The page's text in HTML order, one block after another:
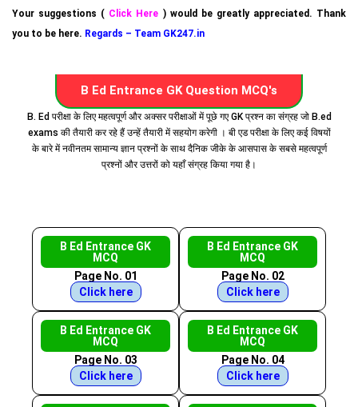
Your suggestions ( Click Here ) would be greatly appreciated. Thank
you to be here. Regards – Team GK247.in
B Ed Entrance GK Question MCQ's
B. Ed परीक्षा के लिए महत्वपूर्ण और अक्सर परीक्षाओं में पूछे गए GK प्रश्न का संग्रह जो B.ed
exams की तैयारी कर रहे हैं उन्हें तैयारी में सहयोग करेगी । बी एड परीक्षा के लिए कई विषयों
के बारे में नवीनतम सामान्य ज्ञान प्रश्नों के साथ दैनिक जीके के आसपास के सबसे महत्वपूर्ण
प्रश्नों और उत्तरों को यहाँ संग्रह किया गया है।
B Ed Entrance GK
MCQ
Page No. 01
Click here
B Ed Entrance GK
MCQ
Page No. 02
Click here
B Ed Entrance GK
MCQ
Page No. 03
Click here
B Ed Entrance GK
MCQ
Page No. 04
Click here